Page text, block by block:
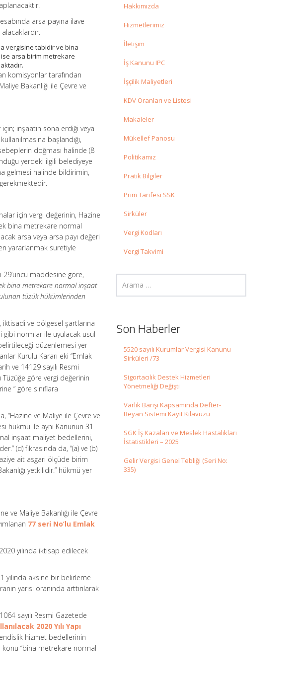
arsa payına ilave
vergisine tabidir ve bina
arsa birim metrekare
komisyonlar tarafından
Bakanlığı ile Çevre ve
inşaatın sona erdiği veya
başlandığı,
doğması halinde (8
yerdeki ilgili belediyeye
gelmesi halinde bildirimin,
için vergi değerinin, Hazine
bina metrekare normal
arsa veya arsa payı değeri
yararlanmak suretiyle
29’uncu maddesine göre,
bina metrekare normal inşaat
tüzük hükümlerinden
iktisadi ve bölgesel şartlarına
gibi normlar ile uyulacak usul
düzenlemesi yer
Kurulu Kararı eki “Emlak
ve 14129 sayılı Resmi
göre vergi değerinin
” göre sınıflara
“Hazine ve Maliye ile Çevre ve
hükmü ile aynı Kanunun 31
inşaat maliyet bedellerini,
(d) fıkrasında da, “(a) ve (b)
ait asgari ölçüde birim
yetkilidir.” hükmü yer
ve Maliye Bakanlığı ile Çevre
77 seri No’lu Emlak
yılında iktisap edilecek
yılında aksine bir belirleme
yarısı oranında arttırılarak
sayılı Resmi Gazetede
2020 Yılı Yapı
hizmet bedellerinin
konu “bina metrekare normal
Hakkımızda
Hizmetlerimiz
İletişim
İş Kanunu IPC
İşçilik Maliyetleri
KDV Oranları ve Listesi
Makaleler
Mükellef Panosu
Politikamız
Pratik Bilgiler
Prim Tarifesi SSK
Sirküler
Vergi Kodları
Vergi Takvimi
Son Haberler
5520 sayılı Kurumlar Vergisi Kanunu
Sirküleri /73
Sigortacılık Destek Hizmetleri
Yönetmeliği Değişti
Varlık Barışı Kapsamında Defter-
Beyan Sistemi Kayıt Kılavuzu
SGK İş Kazaları ve Meslek Hastalıkları
İstatistikleri – 2025
Gelir Vergisi Genel Tebliği (Seri No:
335)